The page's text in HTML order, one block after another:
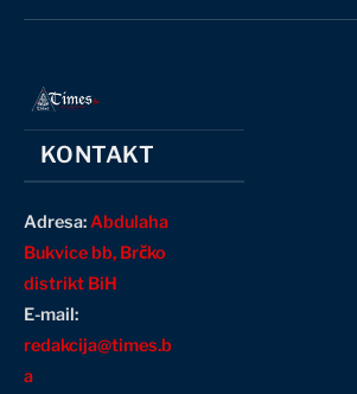
KONTAKT
Adresa:Abdulaha
Bukvice bb, Brčko
distrikt BiH
E-mail:
redakcija@times.b
a